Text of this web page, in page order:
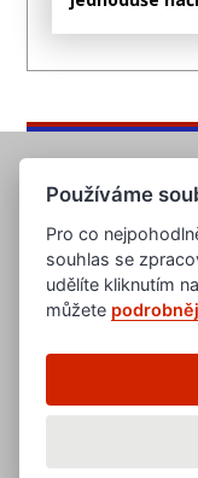
Používáme
Pro co
souhlas se
udělíte kliknutím
můžete